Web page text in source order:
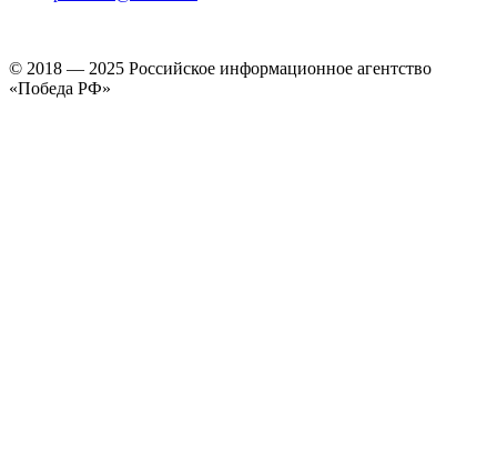
© 2018 — 2025 Российское информационное агентство
«Победа РФ»